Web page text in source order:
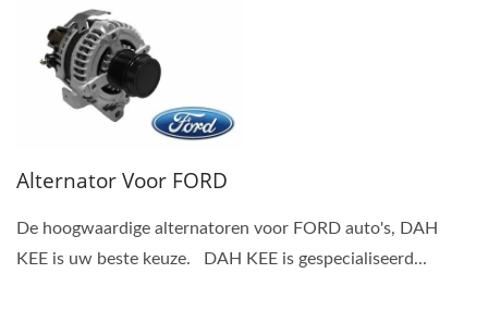
Alternator Voor FORD
De hoogwaardige alternatoren voor FORD auto's, DAH
KEE is uw beste keuze. DAH KEE is gespecialiseerd...